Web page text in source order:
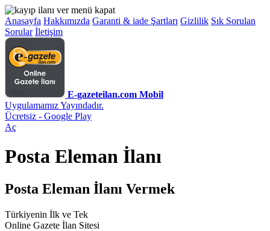
Anasayfa Hakkımızda Garanti & iade Şartları Gizlilik Sık Sorulan
Sorular İletişim
E-gazeteilan.com Mobil
Uygulamamız Yayındadır.
Ücretsiz - Google Play
Aç
Posta Eleman İlanı
Posta Eleman İlanı Vermek
Türkiyenin İlk ve Tek
Online Gazete İlan Sitesi